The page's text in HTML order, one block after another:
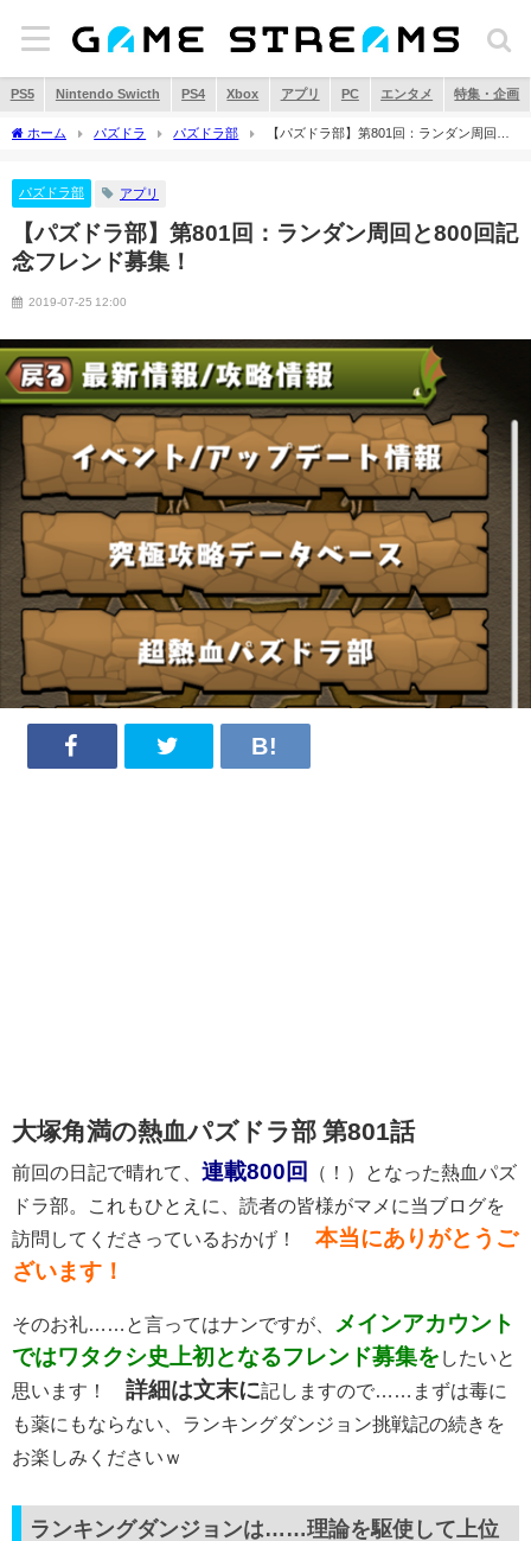
PS5 Nintendo Swicth PS4 Xbox アプリ PC エンタメ 特集・企画
ホーム パズドラ パズドラ部
【パズドラ部】第801回：ランダン周回と
パズドラ部 アプリ
【パズドラ部】第801回：ランダン周回と800回記
念フレンド募集！
2019-07-25 12:00
大塚角満の熱血パズドラ部 第801話
前回の日記で晴れて、 連載800回
（！）となった熱血パズ
ドラ部。これもひとえに、読者の皆様がマメに当ブログを
訪問してくださっているおかげ！ 本当にありがとうご
ざいます！
そのお礼……と言ってはナンですが、
メインアカウント
ではワタクシ史上初となるフレンド募集を したいと
思います！ 詳細は文末に記しますので……まずは毒に
も薬にもならない、ランキングダンジョン挑戦記の続きを
お楽しみくださいｗ
ランキングダンジョンは……理論を駆使して上位